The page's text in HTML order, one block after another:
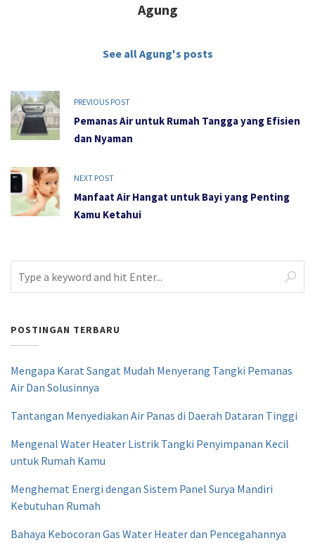
Agung
See all Agung's posts
PREVIOUS POST
Pemanas Air untuk Rumah Tangga yang Efisien
dan Nyaman
NEXT POST
Manfaat Air Hangat untuk Bayi yang Penting
Kamu Ketahui
POSTINGAN TERBARU
Mengapa Karat Sangat Mudah Menyerang Tangki Pemanas
Air Dan Solusinnya
Tantangan Menyediakan Air Panas di Daerah Dataran Tinggi
Mengenal Water Heater Listrik Tangki Penyimpanan Kecil
untuk Rumah Kamu
Menghemat Energi dengan Sistem Panel Surya Mandiri
Kebutuhan Rumah
Bahaya Kebocoran Gas Water Heater dan Pencegahannya